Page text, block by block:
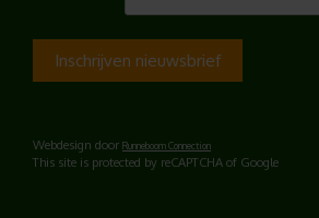
Webdesign door Runneboom Connection
This site is protected by reCAPTCHA of Google